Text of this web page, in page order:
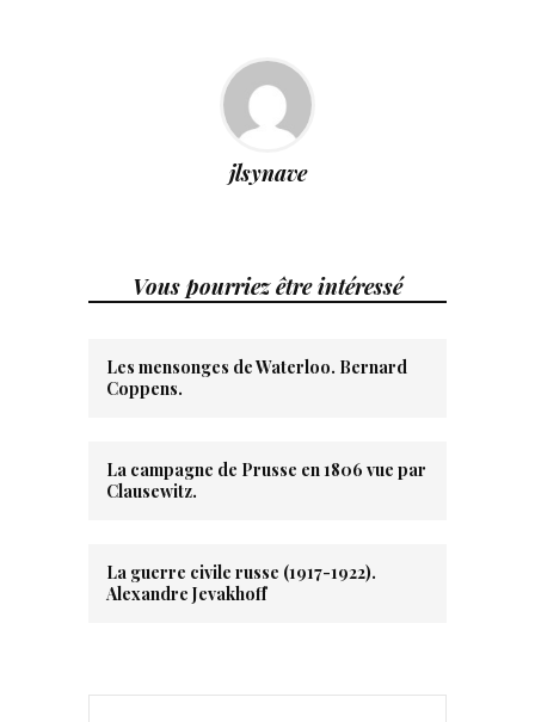
jlsynave
Vous pourriez être intéressé
Les mensonges de Waterloo. Bernard
Coppens.
La campagne de Prusse en 1806 vue par
Clausewitz.
La guerre civile russe (1917-1922).
Alexandre Jevakhoff